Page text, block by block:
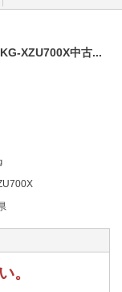
XZU700X中古...
。